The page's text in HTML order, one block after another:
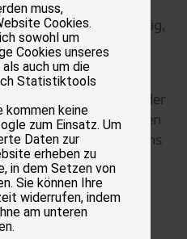
einwandfreie
ist dabei ebenso wichtig,
Text. Wir
Produkt haben, oder
möchten, nehmen
uns auf. Wir freuen uns
und
muss,
Cookies.
sowohl um
Cookies unseres
auch um die
Statistiktools
kommen keine
zum Einsatz. Um
Daten zur
erheben zu
in dem Setzen von
Sie können Ihre
widerrufen, indem
am unteren